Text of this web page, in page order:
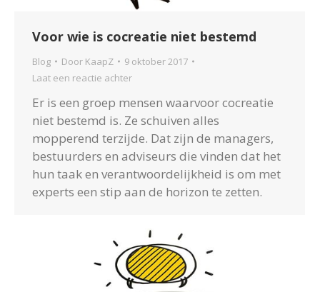
Voor wie is cocreatie niet bestemd
Blog Door KaapZ
9 oktober 2017
Laat een reactie achter
Er is een groep mensen waarvoor cocreatie
niet bestemd is. Ze schuiven alles
mopperend terzijde. Dat zijn de managers,
bestuurders en adviseurs die vinden dat het
hun taak en verantwoordelijkheid is om met
experts een stip aan de horizon te zetten.